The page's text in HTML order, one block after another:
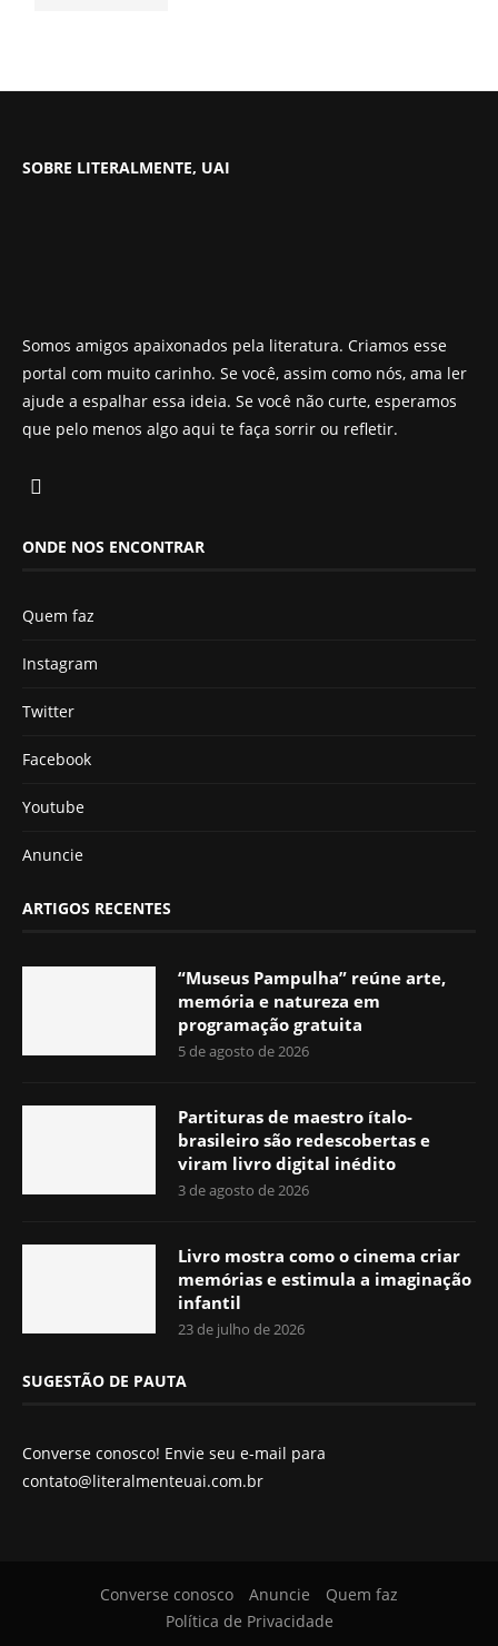
SOBRE LITERALMENTE, UAI
Somos amigos apaixonados pela literatura. Criamos esse
portal com muito carinho. Se você, assim como nós, ama ler
ajude a espalhar essa ideia. Se você não curte, esperamos
que pelo menos algo aqui te faça sorrir ou refletir.
ONDE NOS ENCONTRAR
Quem faz
Instagram
Twitter
Facebook
Youtube
Anuncie
ARTIGOS RECENTES
“Museus Pampulha” reúne arte,
memória e natureza em
programação gratuita
5 de agosto de 2026
Partituras de maestro ítalo-
brasileiro são redescobertas e
viram livro digital inédito
3 de agosto de 2026
Livro mostra como o cinema criar
memórias e estimula a imaginação
infantil
23 de julho de 2026
SUGESTÃO DE PAUTA
Converse conosco! Envie seu e-mail para
contato@literalmenteuai.com.br
Converse conosco Anuncie
Quem faz
Política de Privacidade